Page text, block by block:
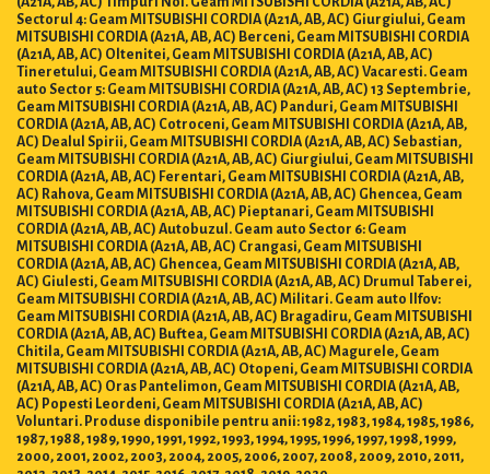
Sectorul 4: Geam MITSUBISHI CORDIA (A21A, AB, AC) Giurgiului, Geam
MITSUBISHI CORDIA (A21A, AB, AC) Berceni, Geam MITSUBISHI CORDIA
(A21A, AB, AC) Oltenitei, Geam MITSUBISHI CORDIA (A21A, AB, AC)
Tineretului, Geam MITSUBISHI CORDIA (A21A, AB, AC) Vacaresti. Geam
auto Sector 5: Geam MITSUBISHI CORDIA (A21A, AB, AC) 13 Septembrie,
Geam MITSUBISHI CORDIA (A21A, AB, AC) Panduri, Geam MITSUBISHI
CORDIA (A21A, AB, AC) Cotroceni, Geam MITSUBISHI CORDIA (A21A, AB,
AC) Dealul Spirii, Geam MITSUBISHI CORDIA (A21A, AB, AC) Sebastian,
Geam MITSUBISHI CORDIA (A21A, AB, AC) Giurgiului, Geam MITSUBISHI
CORDIA (A21A, AB, AC) Ferentari, Geam MITSUBISHI CORDIA (A21A, AB,
AC) Rahova, Geam MITSUBISHI CORDIA (A21A, AB, AC) Ghencea, Geam
MITSUBISHI CORDIA (A21A, AB, AC) Pieptanari, Geam MITSUBISHI
CORDIA (A21A, AB, AC) Autobuzul. Geam auto Sector 6: Geam
MITSUBISHI CORDIA (A21A, AB, AC) Crangasi, Geam MITSUBISHI
CORDIA (A21A, AB, AC) Ghencea, Geam MITSUBISHI CORDIA (A21A, AB,
AC) Giulesti, Geam MITSUBISHI CORDIA (A21A, AB, AC) Drumul Taberei,
Geam MITSUBISHI CORDIA (A21A, AB, AC) Militari. Geam auto Ilfov:
Geam MITSUBISHI CORDIA (A21A, AB, AC) Bragadiru, Geam MITSUBISHI
CORDIA (A21A, AB, AC) Buftea, Geam MITSUBISHI CORDIA (A21A, AB, AC)
Chitila, Geam MITSUBISHI CORDIA (A21A, AB, AC) Magurele, Geam
MITSUBISHI CORDIA (A21A, AB, AC) Otopeni, Geam MITSUBISHI CORDIA
(A21A, AB, AC) Oras Pantelimon, Geam MITSUBISHI CORDIA (A21A, AB,
AC) Popesti Leordeni, Geam MITSUBISHI CORDIA (A21A, AB, AC)
Voluntari. Produse disponibile pentru anii: 1982, 1983, 1984, 1985, 1986,
1987, 1988, 1989, 1990, 1991, 1992, 1993, 1994, 1995, 1996, 1997, 1998, 1999,
2000, 2001, 2002, 2003, 2004, 2005, 2006, 2007, 2008, 2009, 2010, 2011,
2012, 2013, 2014, 2015, 2016, 2017, 2018, 2019, 2020